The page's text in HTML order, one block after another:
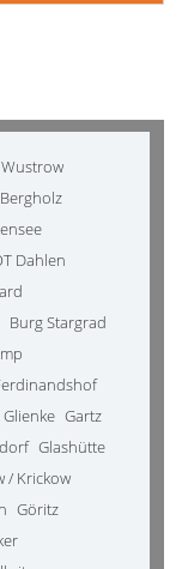
Bergholz
Dahlen
Burg Stargrad
Gartz
Glashütte
/ Krickow
Göritz